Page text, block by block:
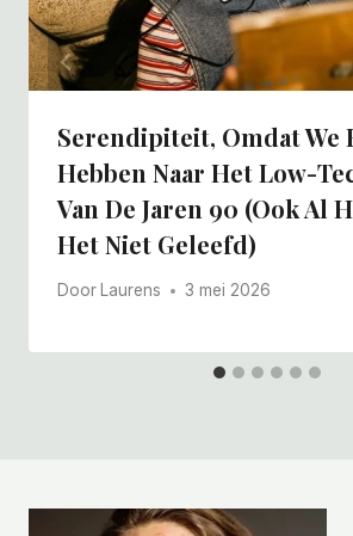
Serendipiteit, Omdat We
Hebben Naar Het Low-
Van De Jaren 90 (ook Al
Het Niet Geleefd)
Door Laurens 3 mei 2026